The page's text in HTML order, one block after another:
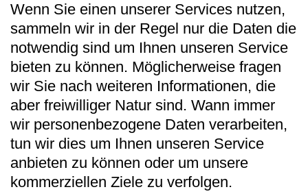
Wenn Sie einen unserer Services nutzen,
sammeln wir in der Regel nur die Daten die
notwendig sind um Ihnen unseren Service
bieten zu können. Möglicherweise fragen
wir Sie nach weiteren Informationen, die
aber freiwilliger Natur sind. Wann immer
wir personenbezogene Daten verarbeiten,
tun wir dies um Ihnen unseren Service
anbieten zu können oder um unsere
kommerziellen Ziele zu verfolgen.